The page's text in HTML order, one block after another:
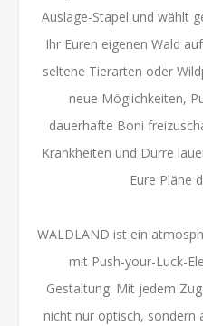
Auslage-Stapel und wählt
Ihr Euren eigenen Wald
seltene Tierarten oder
neue Möglichkeiten,
dauerhafte Boni
Krankheiten und Dürre
Eure Pläne
WALDLAND ist ein
mit Push-your-Luck-
Gestaltung. Mit jedem
nicht nur optisch, sondern